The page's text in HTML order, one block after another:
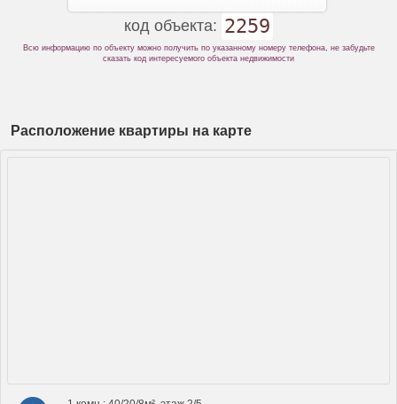
код объекта: 2259
Всю информацию по объекту можно получить по указанному номеру телефона, не забудьте
сказать код интересуемого объекта недвижимости
Расположение квартиры на карте